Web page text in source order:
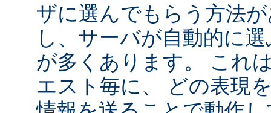
ザに選んでもらう方法
し、サーバが自動的に
が多くあります。 これ
エスト毎に、 どの表現